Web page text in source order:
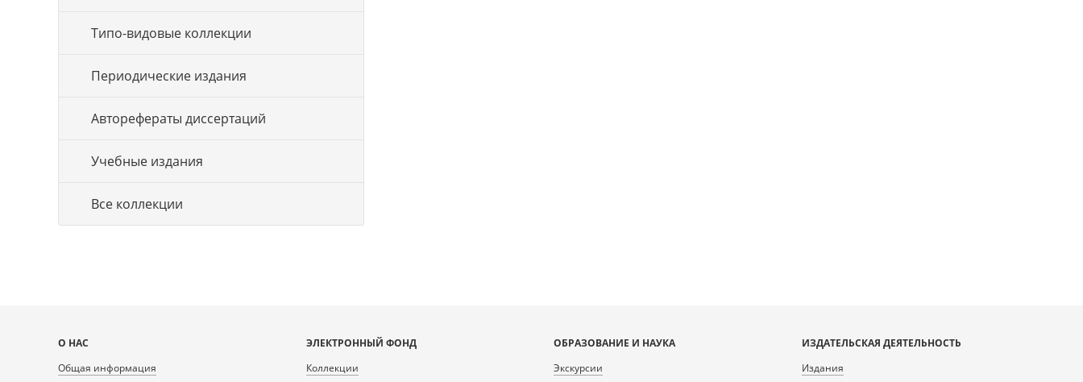
Типо-видовые коллекции
Периодические издания
Авторефераты диссертаций
Учебные издания
Все коллекции
Карта
сайта
О НАС
Общая информация
ЭЛЕКТРОННЫЙ ФОНД
Коллекции
ОБРАЗОВАНИЕ И НАУКА
Экскурсии
ИЗДАТЕЛЬСКАЯ ДЕЯТЕЛЬНОСТЬ
Издания